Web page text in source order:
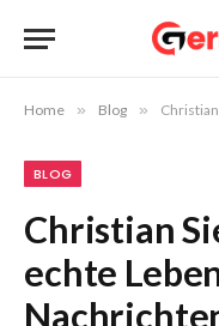
Home » Blog » Christian
BLOG
Christian
echte